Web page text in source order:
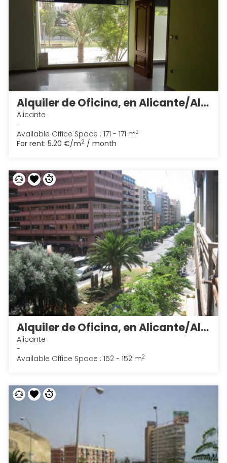
Alquiler de Oficina, en Alicante/Alacant 2
Alicante
-
Available Office Space : 171 - 171 m2
For rent: 5.20 €/m2 / month
Alquiler de Oficina, en Alicante/Alacant 1
Alicante
-
Available Office Space : 152 - 152 m2